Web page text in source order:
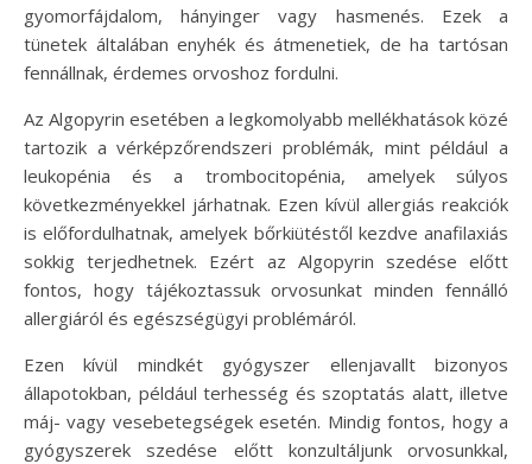
gyomorfájdalom, hányinger vagy hasmenés. Ezek a
tünetek általában enyhék és átmenetiek, de ha tartósan
fennállnak, érdemes orvoshoz fordulni.
Az Algopyrin esetében a legkomolyabb mellékhatások közé
tartozik a vérképzőrendszeri problémák, mint például a
leukopénia és a trombocitopénia, amelyek súlyos
következményekkel járhatnak. Ezen kívül allergiás reakciók
is előfordulhatnak, amelyek bőrkiütéstől kezdve anafilaxiás
sokkig terjedhetnek. Ezért az Algopyrin szedése előtt
fontos, hogy tájékoztassuk orvosunkat minden fennálló
allergiáról és egészségügyi problémáról.
Ezen kívül mindkét gyógyszer ellenjavallt bizonyos
állapotokban, például terhesség és szoptatás alatt, illetve
máj- vagy vesebetegségek esetén. Mindig fontos, hogy a
gyógyszerek szedése előtt konzultáljunk orvosunkkal,